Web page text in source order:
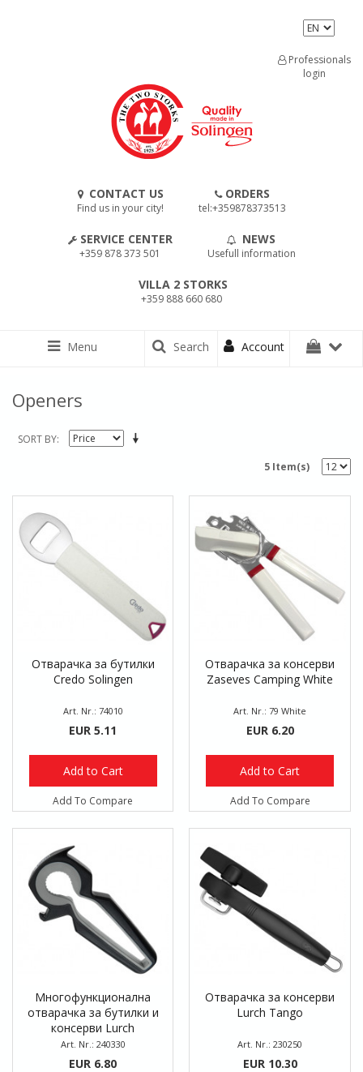
CONTACT US
Find us in your city!
ORDERS
tel:+359878373513
SERVICE CENTER
+359 878 373 501
NEWS
Usefull information
VILLA 2 STORKS
+359 888 660 680
Professionals
login
Menu Search Account
Openers
SORT BY
5 Item(s)
Отварачка за бутилки
Credo Solingen
Art. Nr.: 74010
EUR 5.11
Add to Cart
Add To Compare
Отварачка за консерви
Zaseves Camping White
Art. Nr.: 79 White
EUR 6.20
Add to Cart
Add To Compare
Многофункционална
отварачка за бутилки и
консерви Lurch
Multiöffner II
Art. Nr.: 240330
EUR 6.80
Отварачка за консерви
Lurch Tango
Art. Nr.: 230250
EUR 10.30